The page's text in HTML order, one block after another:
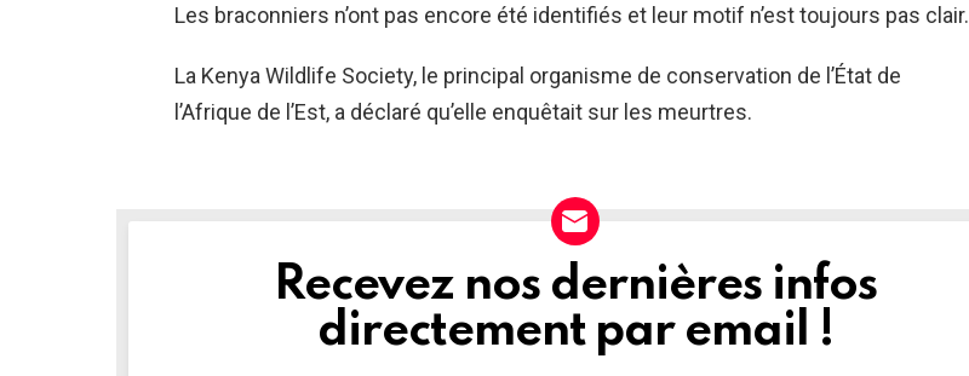
Les braconniers n’ont pas encore été identifiés et leur motif n’est toujours pas clair.
La Kenya Wildlife Society, le principal organisme de conservation de l’État de
l’Afrique de l’Est, a déclaré qu’elle enquêtait sur les meurtres.
NEWSLETTERRecevez nos dernières infos
directement par email !